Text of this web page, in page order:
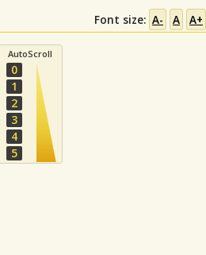
Font size: A- A A+
AutoScroll
0
1
2
3
4
5